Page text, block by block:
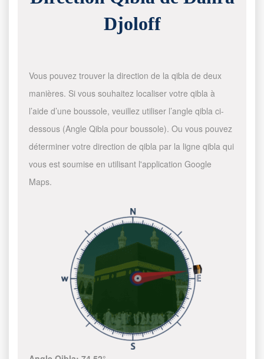
Djoloff
Vous pouvez trouver la direction de la qibla de deux
manières. Si vous souhaitez localiser votre qibla à
l’aide d’une boussole, veuillez utiliser l’angle qibla ci-
dessous (Angle Qibla pour boussole). Ou vous pouvez
déterminer votre direction de qibla par la ligne qibla qui
vous est soumise en utilisant l'application Google
Maps.